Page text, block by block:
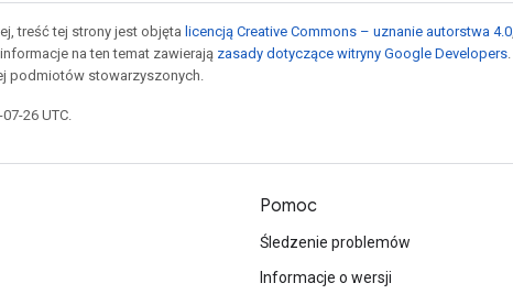
treść tej strony jest objęta licencją Creative Commons – uznanie autorstwa 4.0
informacje na ten temat zawierają zasady dotyczące witryny Google Developers
podmiotów stowarzyszonych.
26 UTC.
Pomoc
Śledzenie problemów
Informacje o wersji